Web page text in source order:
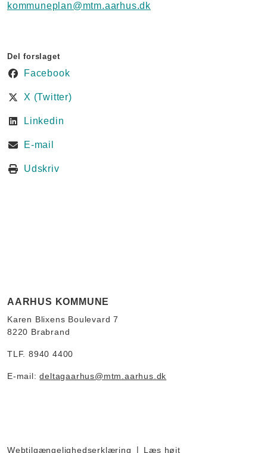
kommuneplan@mtm.aarhus.dk
Del forslaget
Facebook
X (Twitter)
Linkedin
E-mail
Udskriv
AARHUS KOMMUNE
Karen Blixens Boulevard 7
8220 Brabrand
TLF. 8940 4400
E-mail:deltagaarhus@mtm.aarhus.dk
Webtilgængelighedserklæring Læs højt